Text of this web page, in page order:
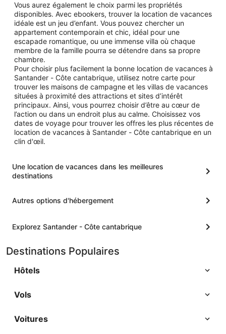
Vous aurez également le choix parmi les propriétés
disponibles. Avec ebookers, trouver la location de vacances
idéale est un jeu d’enfant. Vous pouvez chercher un
appartement contemporain et chic, idéal pour une
escapade romantique, ou une immense villa où chaque
membre de la famille pourra se détendre dans sa propre
chambre.
Pour choisir plus facilement la bonne location de vacances à
Santander - Côte cantabrique, utilisez notre carte pour
trouver les maisons de campagne et les villas de vacances
situées à proximité des attractions et sites d’intérêt
principaux. Ainsi, vous pourrez choisir d’être au cœur de
l’action ou dans un endroit plus au calme. Choisissez vos
dates de voyage pour trouver les offres les plus récentes de
location de vacances à Santander - Côte cantabrique en un
clin d'œil.
Une location de vacances dans les meilleures
destinations
Autres options d'hébergement
Explorez Santander - Côte cantabrique
Destinations Populaires
Hôtels
Vols
Voitures